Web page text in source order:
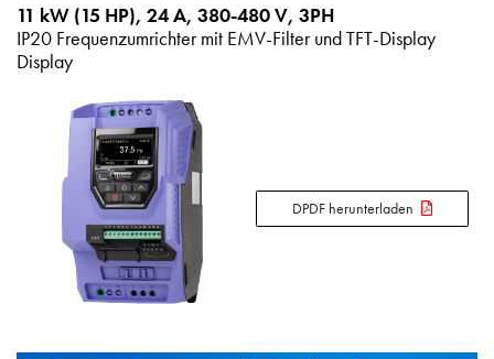
11 kW (15 HP), 24 A, 380-480 V, 3PH
IP20 Frequenzumrichter mit EMV-Filter und TFT-Display
Display
DPDF herunterladen